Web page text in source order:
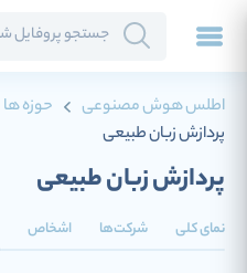
اطلس هوش مصنوعی حوزه ها
پردازش زبان طبیعی
پردازش زبان طبیعی
نمای کلی شرکت‌ها اشخاص